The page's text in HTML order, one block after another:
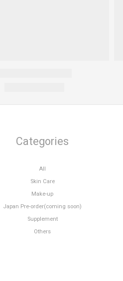
Categories
All
Skin Care
Make-up
Japan Pre-order(coming soon)
Supplement
Others